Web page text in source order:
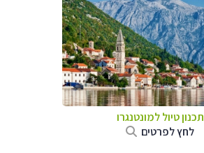
תכנון טיול למונטנגרו
לחץ לפרטים